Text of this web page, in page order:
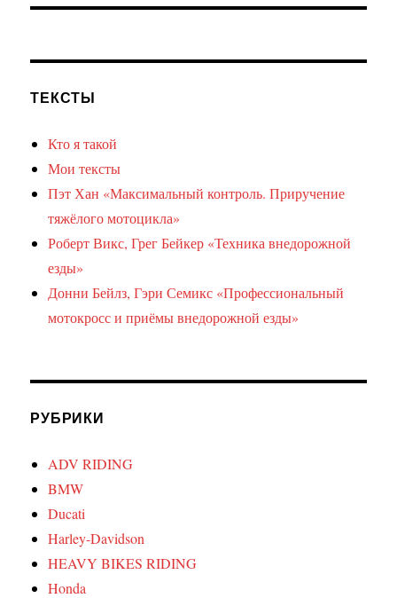
ТЕКСТЫ
Кто я такой
Мои тексты
Пэт Хан «Максимальный контроль. Приручение
тяжёлого мотоцикла»
Роберт Викс, Грег Бейкер «Техника внедорожной
езды»
Донни Бейлз, Гэри Семикс «Профессиональный
мотокросс и приёмы внедорожной езды»
РУБРИКИ
ADV RIDING
BMW
Ducati
Harley-Davidson
HEAVY BIKES RIDING
Honda